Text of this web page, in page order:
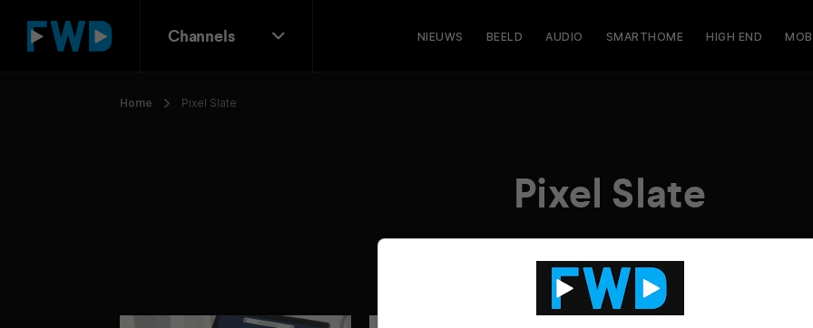
Channels NIEUWS BEELD AUDIO SMARTHOME HIGH END
Home Pixel Slate
Pixel Slate